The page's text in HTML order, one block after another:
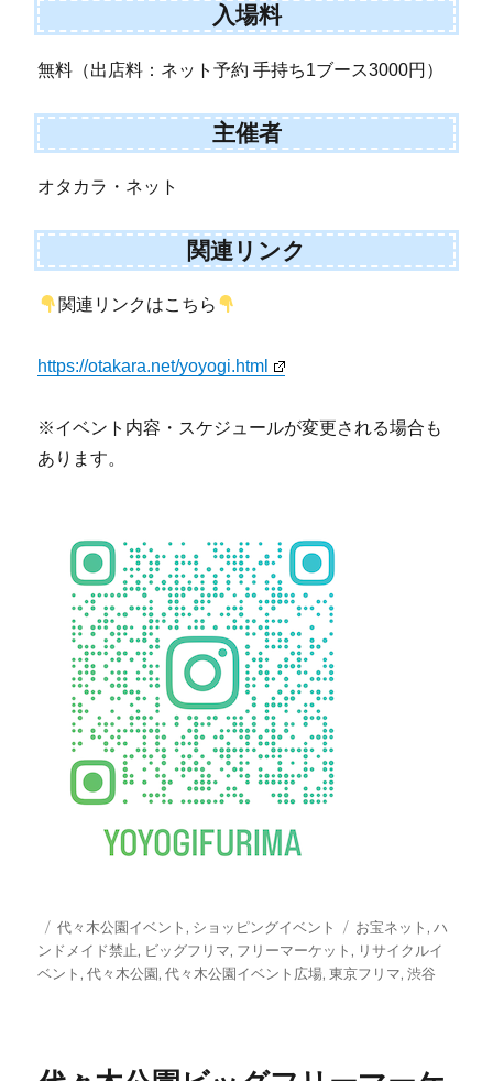
入場料
無料（出店料：ネット予約 手持ち1ブース3000円）
主催者
オタカラ・ネット
関連リンク
関連リンクはこちら
https://otakara.net/yoyogi.html
※イベント内容・スケジュールが変更される場合も
あります。
投
稿
日:
カ
テ
ゴ
代々木公園イベント, ショッピングイベント
タ
グ
お宝ネット,ハ
ンドメイド禁止, ビッグフリマ, フリーマーケット, リサイクルイ
ベント,代々木公園,代々木公園イベント広場,東京フリマ,渋谷